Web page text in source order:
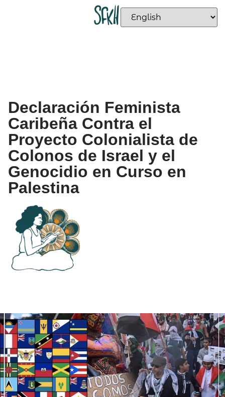
Declaración Feminista
Caribeña Contra el
Proyecto Colonialista de
Colonos de Israel y el
Genocidio en Curso en
Palestina